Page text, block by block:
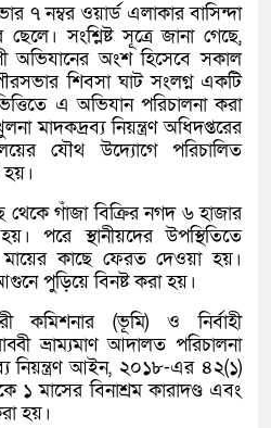
৭ নম্বর ওয়ার্ড এলাকার বাসিন্দা
সংশ্লিষ্ট সূত্রে জানা গেছে,
অভিযানের অংশ হিসেবে সকাল
শিবসা ঘাট সংলগ্ন একটি
এ অভিযান পরিচালনা করা
মাদকদ্রব্য নিয়ন্ত্রণ অধিদপ্তরের
যৌথ উদ্যোগে পরিচালিত
গাঁজা বিক্রির নগদ ৬ হাজার
পরে স্থানীয়দের উপস্থিতিতে
কাছে ফেরত দেওয়া হয়।
পুড়িয়ে বিনষ্ট করা হয়।
কমিশনার (ভূমি) ও নির্বাহী
ভ্রাম্যমাণ আদালত পরিচালনা
নিয়ন্ত্রণ আইন, ২০১৮-এর ৪২(১)
১ মাসের বিনাশ্রম কারাদণ্ড এবং
হয়।